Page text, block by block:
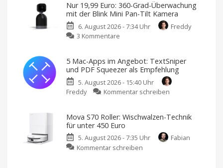
Family:
Sind
die
Große
Rabatte
gibt
nicht
Nur 19,99 Euro: 360-Grad-Überwachung
mit der Blink Mini Pan-Tilt Kamera
6. August 2026 - 7:34 Uhr
Freddy
3 Kommentare
Euro:
360-
Grad-
Überwachung
Blink
Mini
Pan-
Tilt
5 Mac-Apps im Angebot: TextSniper
und PDF Squeezer als Empfehlung
5. August 2026 - 15:40 Uhr
Freddy
Kommentar schreiben
Apps
Angebot:
Mova S70 Roller: Wischwalzen-Technik
für unter 450 Euro
5. August 2026 - 7:35 Uhr
Fabian
Kommentar schreiben